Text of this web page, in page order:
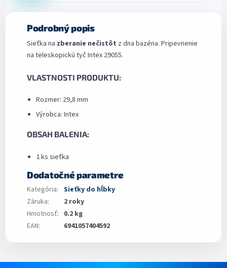
Podrobný popis
Sieťka na zberanie nečistôt z dna bazéna. Pripevnenie
na teleskopickú tyč Intex 29055.
VLASTNOSTI PRODUKTU:
Rozmer: 29,8 mm
Výrobca: Intex
OBSAH BALENIA:
1 ks sieťka
Dodatočné parametre
Kategória: Sieťky do hĺbky
Záruka:
2 roky
Hmotnosť: 0.2 kg
EAN: 6941057404592